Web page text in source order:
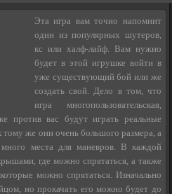
Эта игра вам точно напомнит
один из популярных шутеров,
кс или халф-лайф. Вам нужно
будет в этой игрушке войти в
уже существующий бой или же
создать свой. Дело в том, что
игра многопользовательская,
против вас будут играть реальные
тому же они очень большого размера, а
места для маневров. В каждой
где можно спрятаться, а также
можно спрятаться. Изначально
но прокачать его можно будет до